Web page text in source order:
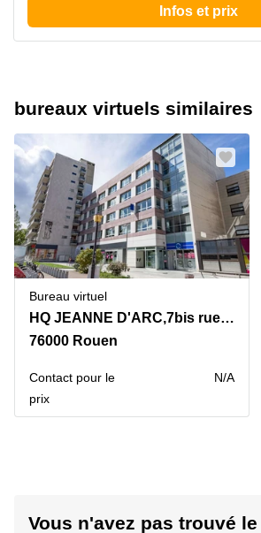
Infos et prix
bureaux virtuels similaires
Bureau virtuel
HQ JEANNE D'ARC,7bis rue Jeanne d'Arc
76000 Rouen
Contact pour le
prix
N/A
Vous n'avez pas trouvé